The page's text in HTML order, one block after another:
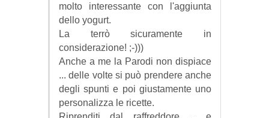
molto interessante con l'aggiunta
dello yogurt.
La terrò sicuramente in
considerazione! ;-)))
Anche a me la Parodi non dispiace
... delle volte si può prendere anche
degli spunti e poi giustamente uno
personalizza le ricette.